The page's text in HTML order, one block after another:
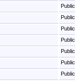
Public
Public
Public
Public
Public
Public
Public